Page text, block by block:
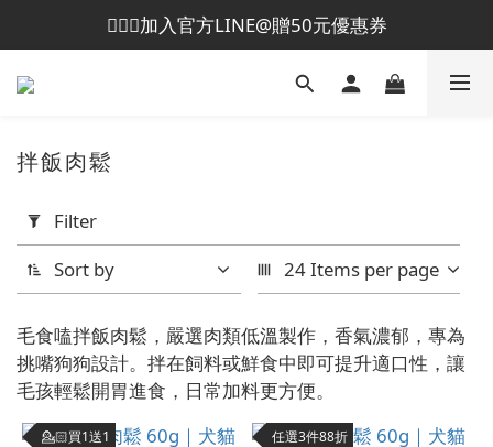
😎加入會員即贈50元購物金
💁🏻‍♀️加入官方LINE@贈50元優惠券
😎加入會員即贈50元購物金
Filter
(0/20)
毛食嗑
Maodiners
(7)
拌飯肉鬆
Filter
Sort by
24 Items per page
毛食嗑拌飯肉鬆，嚴選肉類低溫製作，香氣濃郁，專為
挑嘴狗狗設計。拌在飼料或鮮食中即可提升適口性，讓
毛孩輕鬆開胃進食，日常加料更方便。
💁🏻買1送1 任選3件88折